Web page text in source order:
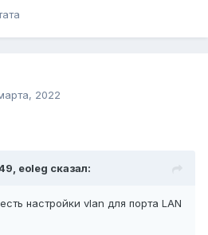
2022
eoleg сказал:
настройки vlan для порта LAN